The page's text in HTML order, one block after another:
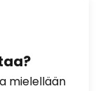
mielellään